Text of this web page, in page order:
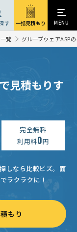
す 一括見積もり MENU
覧 グループウェアASP
見積もりす
完全無料
利用料0円
しなら比較ビズ。 面
ラクラクに！
もり